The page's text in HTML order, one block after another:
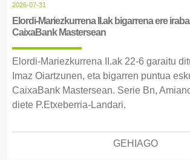
2026-07-31
Elordi-Mariezkurrena II.ak bigarrena ere
CaixaBank Mastersean
Elordi-Mariezkurrena II.ak 22-6 garaitu
Imaz Oiartzunen, eta bigarren puntua
CaixaBank Mastersean. Serie Bn,
diete P.Etxeberria-Landari.
GEHIAGO